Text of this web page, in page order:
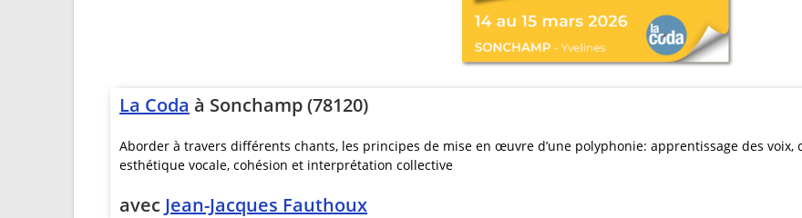
La Coda à Sonchamp (78120)
Aborder à travers différents chants, les principes de mise en œuvre d’une polyphonie: apprentissage des
esthétique vocale, cohésion et interprétation collective
avec Jean-Jacques Fauthoux